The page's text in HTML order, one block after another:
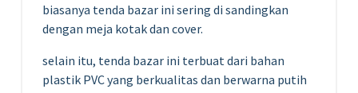
biasanya tenda bazar ini sering di sandingkan
dengan meja kotak dan cover.
selain itu, tenda bazar ini terbuat dari bahan
plastik PVC yang berkualitas dan berwarna putih